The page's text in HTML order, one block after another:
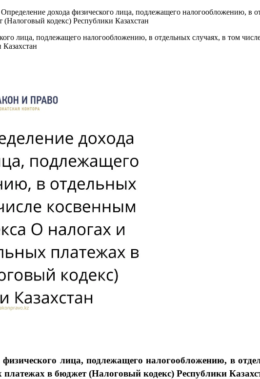
Определение дохода физического лица, подлежащего налогообложению, в
(Налоговый кодекс) Республики Казахстан
лица, подлежащего налогообложению, в отдельных случаях, в том
физического лица, подлежащего налогообложению, в
платежах в бюджет (Налоговый кодекс) Республики